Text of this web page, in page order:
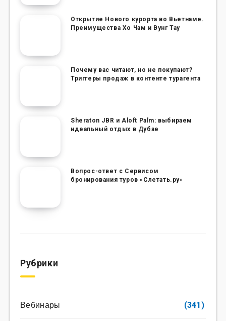
Открытие Нового курорта во Вьетнаме.
Преимущества Хо Чам и Вунг Тау
Почему вас читают, но не покупают?
Триггеры продаж в контенте турагента
Sheraton JBR и Aloft Palm: выбираем
идеальный отдых в Дубае
Вопрос-ответ с Сервисом
бронирования туров «Слетать.ру»
Рубрики
Вебинары (341)